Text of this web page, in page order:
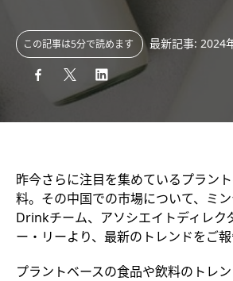
この記事は5分で読めます 最新記事: 2024
昨今さらに注目を集めているプラン
料。その中国での市場について、ミ
Drinkチーム、アソシエイトディレク
ー・リーより、最新のトレンドをご報
プラントベースの食品や飲料のトレ